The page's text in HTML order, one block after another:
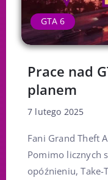
GTA 6
Prace nad
planem
7 lutego 2025
Fani Grand Theft
Pomimo licznych
opóźnieniu,